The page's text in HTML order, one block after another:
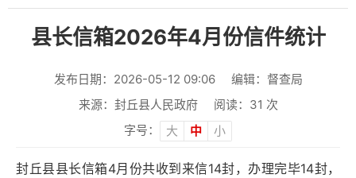
县长信箱2026年4月份信件统计
发布日期：2026-05-12 09:06
编辑：督查局
来源：封丘县人民政府
阅读： 31 次
字号：
大 中 小
封丘县县长信箱4月份共收到来信14封，办理完毕14封，